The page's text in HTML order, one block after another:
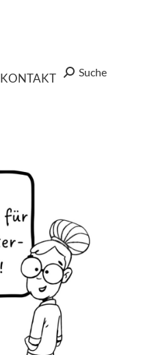
KONTAKT Search:
Suche
KONTAKT Search:
Suche